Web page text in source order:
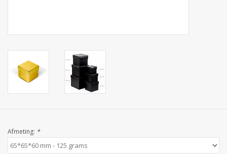
Afmeting: *